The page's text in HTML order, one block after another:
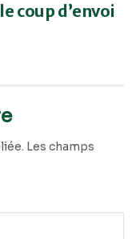
coup d’envoi
Les champs